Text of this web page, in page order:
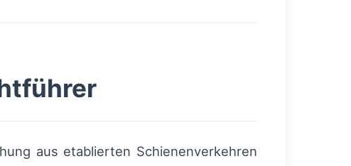
aus etablierten Schienenverkehren